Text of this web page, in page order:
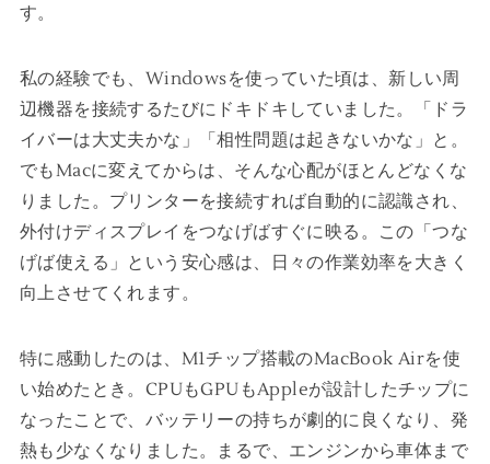
す。
私の経験でも、Windowsを使っていた頃は、新しい周
辺機器を接続するたびにドキドキしていました。「ドラ
イバーは大丈夫かな」「相性問題は起きないかな」と。
でもMacに変えてからは、そんな心配がほとんどなくな
りました。プリンターを接続すれば自動的に認識され、
外付けディスプレイをつなげばすぐに映る。この「つな
げば使える」という安心感は、日々の作業効率を大きく
向上させてくれます。
特に感動したのは、M1チップ搭載のMacBook Airを使
い始めたとき。CPUもGPUもAppleが設計したチップに
なったことで、バッテリーの持ちが劇的に良くなり、発
熱も少なくなりました。まるで、エンジンから車体まで